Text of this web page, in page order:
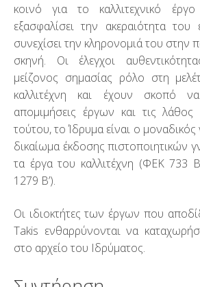
Χρονολόγιο
Επιλεγμένα Έργα
Εκθέσεις
Βιβλιογραφία
Έρευνα
ΙΔΡΥΜΑ ΤΑΚΙΣ
Δικαιώματα
Συλλογή
κοινό για το καλλιτεχνικό
εξασφαλίσει την ακεραιότητα
συνεχίσει την κληρονομιά του στην
σκηνή. Οι έλεγχοι
μείζονος σημασίας ρόλο στη
καλλιτέχνη και έχουν σκοπό
απομιμήσεις έργων και τις
τούτου, το Ίδρυμα είναι ο
δικαίωμα έκδοσης πιστοποιητικών
τα έργα του καλλιτέχνη (ΦΕΚ 733
1279 Β’).
Οι ιδιοκτήτες των έργων που
Takis ενθαρρύνονται να
στο αρχείο του Ιδρύματος.